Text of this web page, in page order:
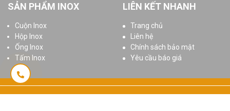
SẢN PHẨM INOX
Cuộn Inox
Hộp Inox
Ống Inox
Tấm Inox
LIÊN KẾT NHANH
Trang chủ
Liên hệ
Chính sách bảo mật
Yêu cầu báo giá